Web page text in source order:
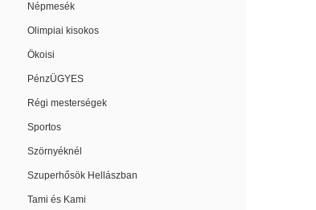
Népmesék
Olimpiai kisokos
Ökoisi
PénzÜGYES
Régi mesterségek
Sportos
Szörnyéknél
Szuperhősök Hellászban
Tami és Kami